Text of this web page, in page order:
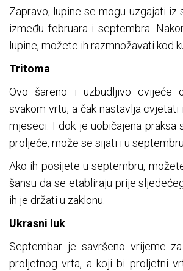
Zapravo, lupine se mogu uzgajati iz
između februara i septembra.
lupine, možete ih razmnožavati kod
Tritoma
Ovo šareno i uzbudljivo cvijeće
svakom vrtu, a čak nastavlja cvjetati
mjeseci. I dok je uobičajena praksa
proljeće, može se sijati i u
Ako ih posijete u septembru,
šansu da se etabliraju prije
ih je držati u zaklonu.
Ukrasni luk
Septembar je savršeno vrijeme
proljetnog vrta, a koji bi proljetni